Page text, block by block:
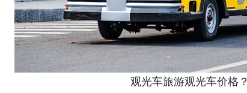
观光车旅游观光车价格？